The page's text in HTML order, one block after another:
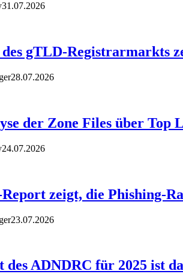
31.07.2026
gTLD-Registrarmarkts
28.07.2026
der Zone Files über Top
24.07.2026
zeigt, die Phishing-
23.07.2026
des ADNDRC für 2025 ist